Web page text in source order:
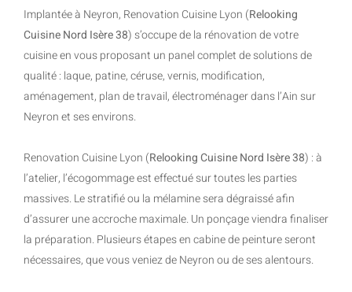
Implantée à Neyron, Renovation Cuisine Lyon (Relooking
Cuisine Nord Isère 38) s’occupe de la rénovation de votre
cuisine en vous proposant un panel complet de solutions de
qualité : laque, patine, céruse, vernis, modification,
aménagement, plan de travail, électroménager dans l’Ain sur
Neyron et ses environs.
Renovation Cuisine Lyon (Relooking Cuisine Nord Isère 38) : à
l’atelier, l’écogommage est effectué sur toutes les parties
massives. Le stratifié ou la mélamine sera dégraissé afin
d’assurer une accroche maximale. Un ponçage viendra finaliser
la préparation. Plusieurs étapes en cabine de peinture seront
nécessaires, que vous veniez de Neyron ou de ses alentours.